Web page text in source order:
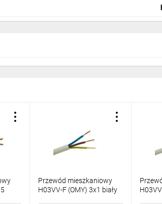
Przewód mieszkaniowy
H03VV-F (OMY) 3x1 biały